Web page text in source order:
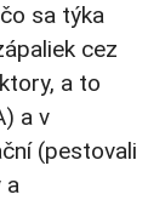
sa týka
cez
a to
a v
(pestovali
a